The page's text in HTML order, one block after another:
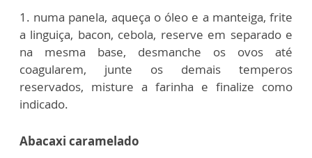
1. numa panela, aqueça o óleo e a manteiga, frite
a linguiça, bacon, cebola, reserve em separado e
na mesma base, desmanche os ovos até
coagularem, junte os demais temperos
reservados, misture a farinha e finalize como
indicado.
Abacaxi caramelado